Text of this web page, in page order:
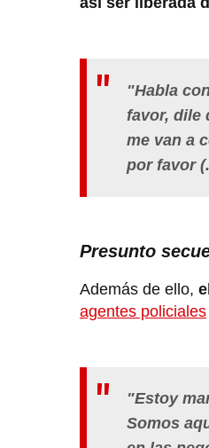
"Habla
favor, dile
me van a
por favor
Presunto
Además de ello,
agentes policiales
"Estoy
Somos